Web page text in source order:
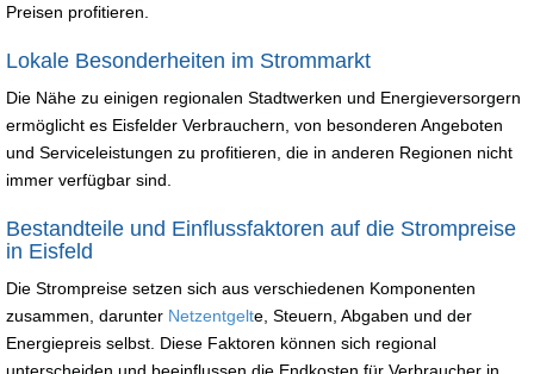
Preisen profitieren.
Lokale Besonderheiten im Strommarkt
Die Nähe zu einigen regionalen Stadtwerken und Energieversorgern
ermöglicht es Eisfelder Verbrauchern, von besonderen Angeboten
und Serviceleistungen zu profitieren, die in anderen Regionen nicht
immer verfügbar sind.
Bestandteile und Einflussfaktoren auf die Strompreise
in Eisfeld
Die Strompreise setzen sich aus verschiedenen Komponenten
zusammen, darunter Netzentgelte, Steuern, Abgaben und der
Energiepreis selbst. Diese Faktoren können sich regional
unterscheiden und beeinflussen die Endkosten für Verbraucher in